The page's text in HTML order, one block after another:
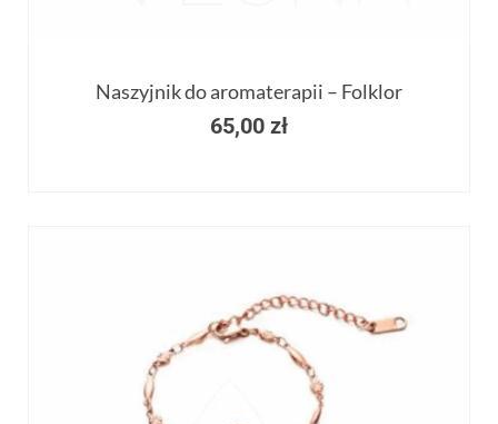
Naszyjnik do aromaterapii – Folklor
65,00 zł